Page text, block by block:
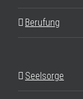
Berufung
Seelsorge